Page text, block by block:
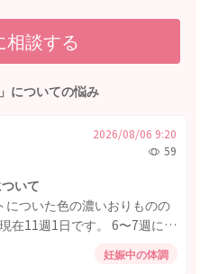
相談する
についての悩み
2026/08/06 9:20
59
いて
についた色の濃いおりものの
在11週1日です。 6〜7週に茶
たが、経過は良好と言われ
のの色が濃くなり、現在は
妊娠中の体調